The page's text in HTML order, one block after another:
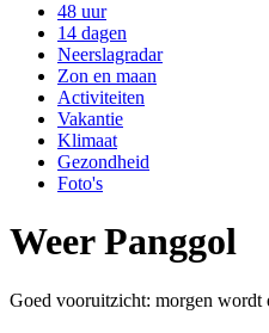
48 uur
14 dagen
Neerslagradar
Zon en maan
Activiteiten
Vakantie
Klimaat
Gezondheid
Foto's
Weer Panggol
Goed vooruitzicht: morgen wordt